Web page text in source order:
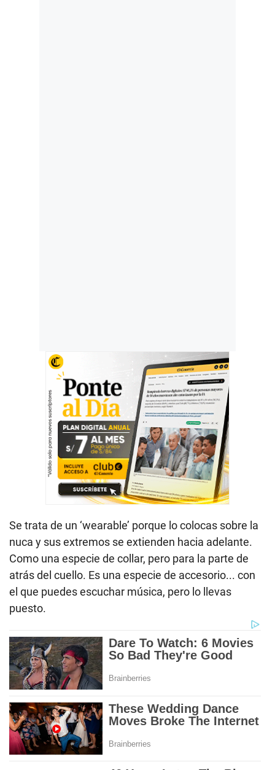
Se trata de un ‘wearable’ porque lo colocas sobre la
nuca y sus extremos se extienden hacia adelante.
Como una especie de collar, pero para la parte de
atrás del cuello. Es una especie de accesorio... con
el que puedes escuchar música, pero lo llevas
puesto.